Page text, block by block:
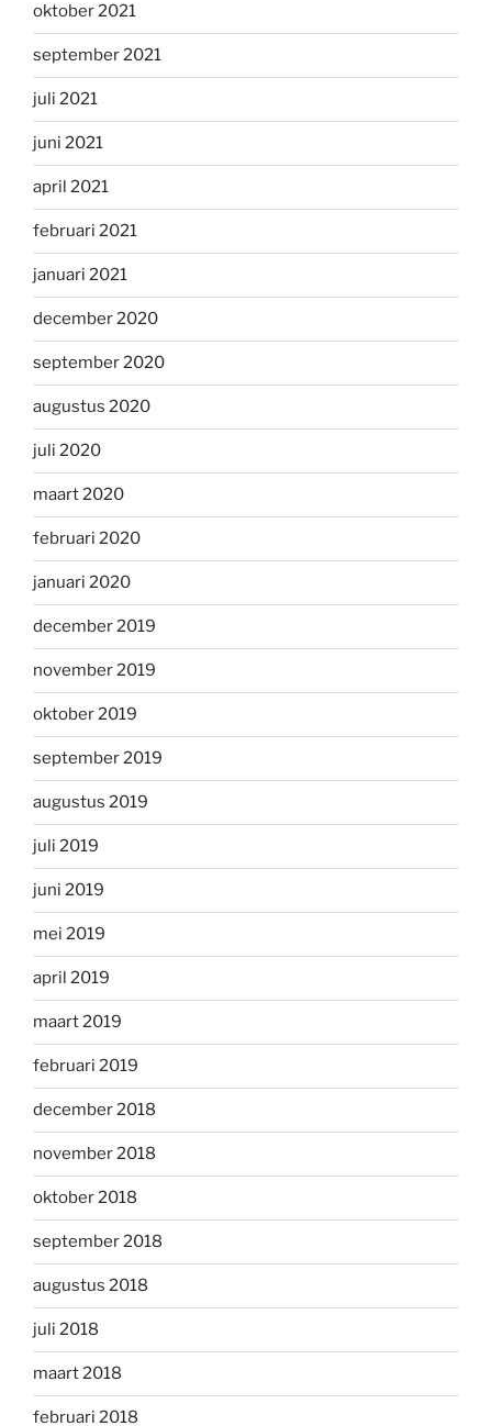
oktober 2021
september 2021
juli 2021
juni 2021
april 2021
februari 2021
januari 2021
december 2020
september 2020
augustus 2020
juli 2020
maart 2020
februari 2020
januari 2020
december 2019
november 2019
oktober 2019
september 2019
augustus 2019
juli 2019
juni 2019
mei 2019
april 2019
maart 2019
februari 2019
december 2018
november 2018
oktober 2018
september 2018
augustus 2018
juli 2018
maart 2018
februari 2018